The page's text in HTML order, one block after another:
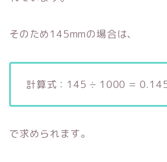
そのため145mmの場合は、
計算式：145 ÷ 1000 =
で求められます。